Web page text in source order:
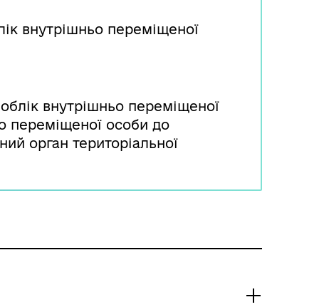
внутрішньо переміщеної
внутрішньо переміщеної
переміщеної особи до
орган територіальної